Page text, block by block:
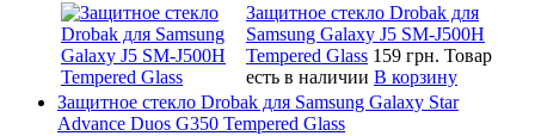
Защитное стекло Drobak для
Samsung Galaxy J5 SM-J500H
Tempered Glass 159 грн. Товар
есть в наличии В корзину
Защитное стекло Drobak для Samsung Galaxy Star
Advance Duos G350 Tempered Glass